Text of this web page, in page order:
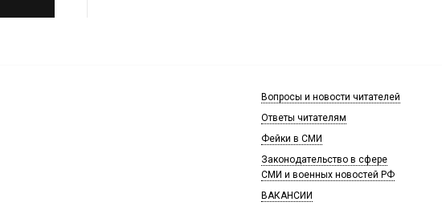
Вопросы и новости читателей
Ответы читателям
Фейки в СМИ
Законодательство в сфере
СМИ и военных новостей РФ
ВАКАНСИИ